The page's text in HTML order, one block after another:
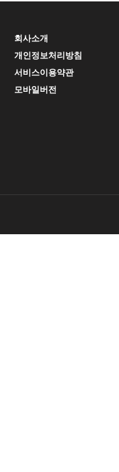
회사소개
개인정보처리방침
서비스이용약관
모바일버전